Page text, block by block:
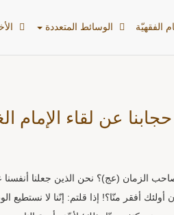
الفقهیّة الوسائط المتعددة
عن لقاء الإمام
الزمان (عج)؟ نحن الذين جعلنا أنفسنا
أولئك أفقر منّا؟! إذا قلتم: إنّنا لا